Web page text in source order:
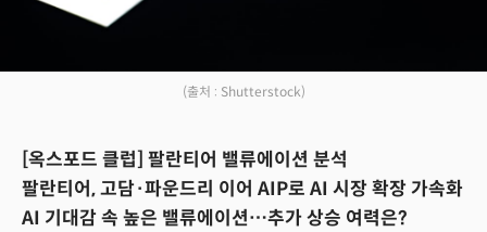
(출처 : Shutterstock)
[옥스포드 클럽] 팔란티어 밸류에이션 분석
팔란티어, 고담·파운드리 이어 AIP로 AI 시장 확장 가속화
AI 기대감 속 높은 밸류에이션…추가 상승 여력은?